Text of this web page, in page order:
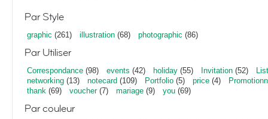
Par Style
graphic (261) illustration (68) photographic (86)
Par Utiliser
Correspondance (98) events (42) holiday (55) Invitation (52)
networking (13) notecard (109) Portfolio (5) price (4)
thank (69) voucher(7) mariage (9) you (69)
Par couleur